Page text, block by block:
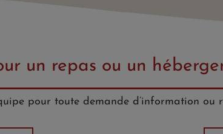
un repas ou un
pour toute demande d’information